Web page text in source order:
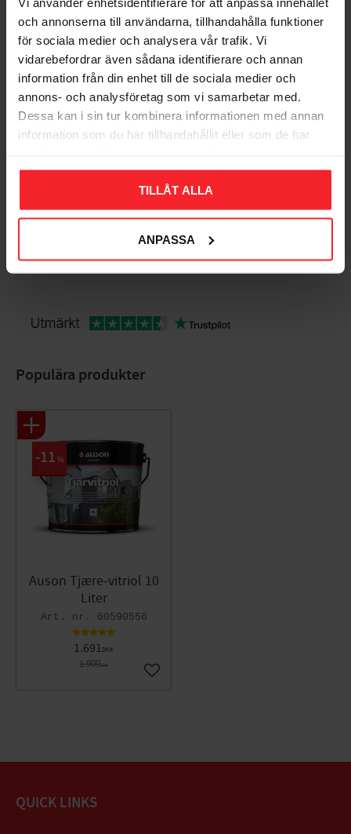
och annonserna till användarna, tillhandahålla funktioner
för sociala medier och analysera vår trafik. Vi
vidarebefordrar även sådana identifierare och annan
information från din enhet till de sociala medier och
annons- och analysföretag som vi samarbetar med.
Dessa kan i sin tur kombinera informationen med annan
information som du har tillhandahållit eller som de har
TILLÅT ALLA
ANPASSA
Bedømmelser
Dig
Bliv den første, der giver en bedømmelse.
DKK
Gem som favorit
DKK
Gem
Populära produkter
Auson Tjære-vitriol 10
Liter
60590556
1.691DKK
1.900DKK
11 %
Gem som favorit
QUICK LINKS